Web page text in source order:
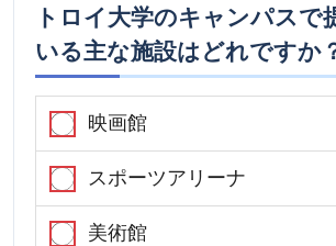
トロイ大学のキャンパスで
いる主な施設はどれですか
映画館
スポーツアリーナ
美術館